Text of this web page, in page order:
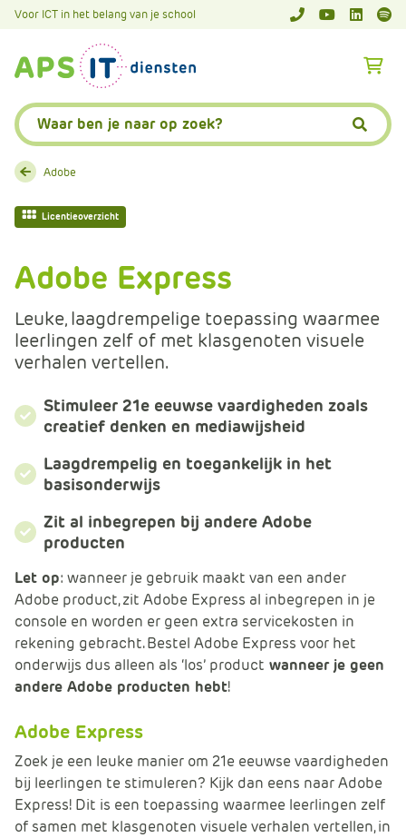
Voor ICT in het belang van je school
Zoeken:
A
s
.
F
.
C
m
t
a
i
t
l
e
Adobe
Licentieoverzicht
Adobe Express
Leuke, laagdrempelige toepassing waarmee
leerlingen zelf of met klasgenoten visuele
verhalen vertellen.
Stimuleer 21e eeuwse vaardigheden zoals
creatief denken en mediawijsheid
Laagdrempelig en toegankelijk in het
basisonderwijs
Zit al inbegrepen bij andere Adobe
producten
Let op: wanneer je gebruik maakt van een ander
Adobe product, zit Adobe Express al inbegrepen in je
console en worden er geen extra servicekosten in
rekening gebracht. Bestel Adobe Express voor het
onderwijs dus alleen als ‘los’ product wanneer je geen
andere Adobe producten hebt!
Adobe Express
Zoek je een leuke manier om 21e eeuwse vaardigheden
bij leerlingen te stimuleren? Kijk dan eens naar Adobe
Express! Dit is een toepassing waarmee leerlingen zelf
of samen met klasgenoten visuele verhalen vertellen, in